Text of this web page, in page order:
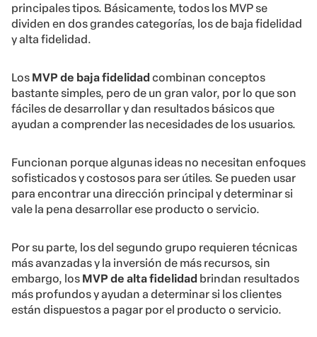
principales tipos. Básicamente, todos los MVP se
dividen en dos grandes categorías, los de baja fidelidad
y alta fidelidad.
Los MVP de baja fidelidad combinan conceptos
bastante simples, pero de un gran valor, por lo que son
fáciles de desarrollar y dan resultados básicos que
ayudan a comprender las necesidades de los usuarios.
Funcionan porque algunas ideas no necesitan enfoques
sofisticados y costosos para ser útiles. Se pueden usar
para encontrar una dirección principal y determinar si
vale la pena desarrollar ese producto o servicio.
Por su parte, los del segundo grupo requieren técnicas
más avanzadas y la inversión de más recursos, sin
embargo, los MVP de alta fidelidad brindan resultados
más profundos y ayudan a determinar si los clientes
están dispuestos a pagar por el producto o servicio.